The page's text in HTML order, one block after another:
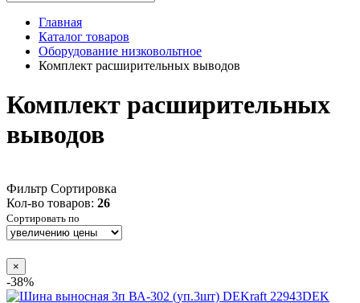
Главная
Каталог товаров
Оборудование низковольтное
Комплект расширительных выводов
Комплект расширительных
выводов
Фильтр Сортировка
Кол-во товаров: 26
Сортировать по
×
-38%